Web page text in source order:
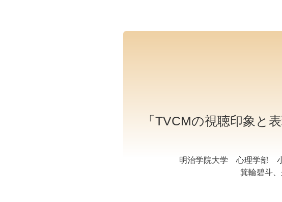
「TVCMの視聴印象と
明治学院大学 心理学部 小
箕輪碧斗